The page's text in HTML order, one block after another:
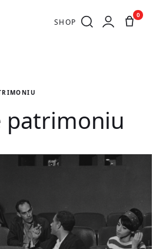
SHOP
0
patrimoniu